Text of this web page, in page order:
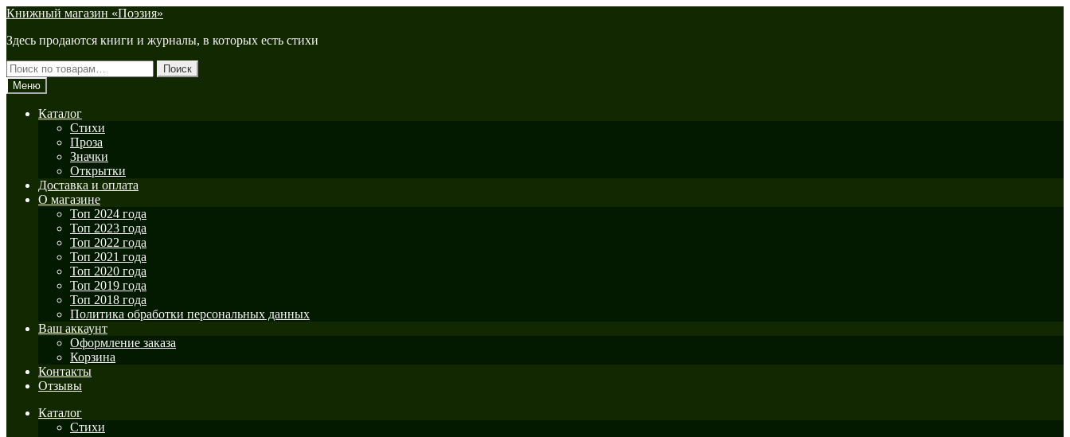
Перейти
навигации
Перейти
содержимому
Книжный магазин «Поэзия»
Здесь продаются книги и журналы, в которых есть стихи
Искать:
Поиск
Меню
Каталог
Стихи
Проза
Значки
Открытки
Доставка и оплата
О магазине
Топ 2024 года
Топ 2023 года
Топ 2022 года
Топ 2021 года
Топ 2020 года
Топ 2019 года
Топ 2018 года
Политика обработки персональных данных
Ваш аккаунт
Оформление заказа
Корзина
Контакты
Отзывы
Каталог
Стихи